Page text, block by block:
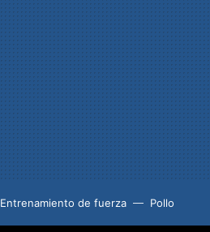
Entrenamiento de fuerza Pollo